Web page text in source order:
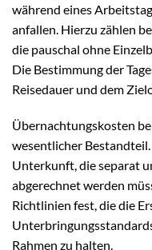
während eines
anfallen. Hierzu zählen
die pauschal ohne
Die Bestimmung der
Reisedauer und dem
Übernachtungskosten
wesentlicher
Unterkunft, die separat
abgerechnet werden
Richtlinien fest, die die
Rahmen zu halten.